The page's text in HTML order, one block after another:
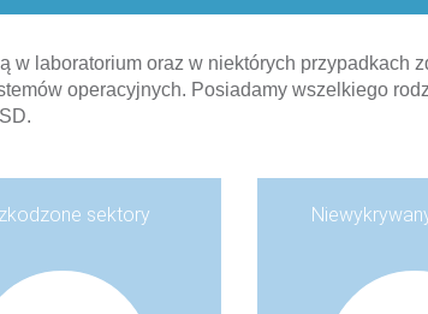
w laboratorium oraz w niektórych przypadkach
operacyjnych. Posiadamy wszelkiego
sektory